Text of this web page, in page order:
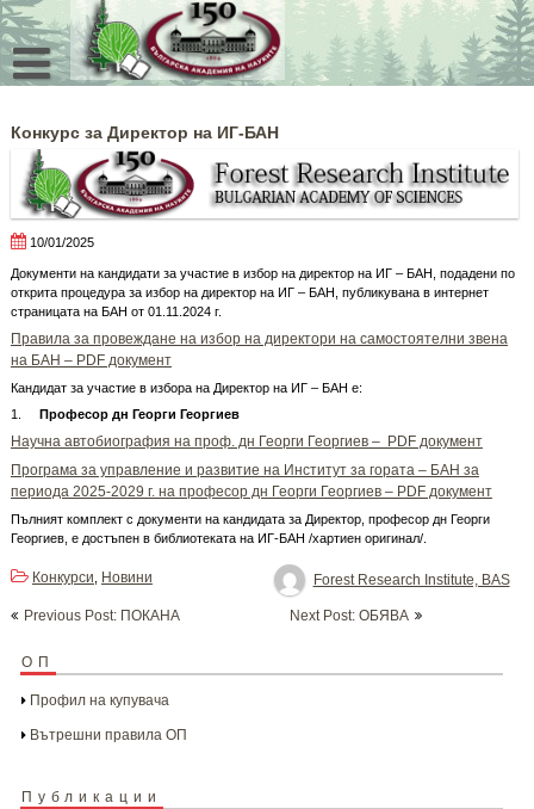
Skip
to
content
Конкурс за Директор на ИГ-БАН
10/01/2025
Документи на кандидати за участие в избор на директор на ИГ – БАН, подадени по
открита процедура за избор на директор на ИГ – БАН, публикувана в интернет
страницата на БАН от 01.11.2024 г.
Правила за провеждане на избор на директори на самостоятелни звена
на БАН – PDF документ
Кандидат за участие в избора на Директор на ИГ – БАН е:
1.
Професор дн Георги Георгиев
Научна автобиография на проф. дн Георги Георгиев – PDF документ
Програма за управление и развитие на Институт за гората – БАН за
периода 2025-2029 г. на професор дн Георги Георгиев – PDF документ
Пълният комплект с документи на кандидата за Директор, професор дн Георги
Георгиев, е достъпен в библиотеката на ИГ-БАН /хартиен оригинал/.
Forest Research Institute, BAS
Конкурси, Новини
navigation
Previous Post: ПОКАНА Next Post: OБЯВА
ОП
Профил на купувача
Вътрешни правила ОП
Публикации